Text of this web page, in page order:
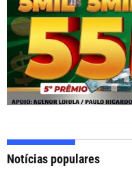
Notícias populares